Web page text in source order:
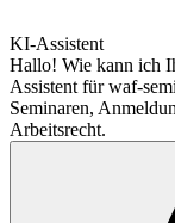
KI-Assistent
Hallo! Wie kann ich
Assistent für waf-
Seminaren,
Arbeitsrecht.